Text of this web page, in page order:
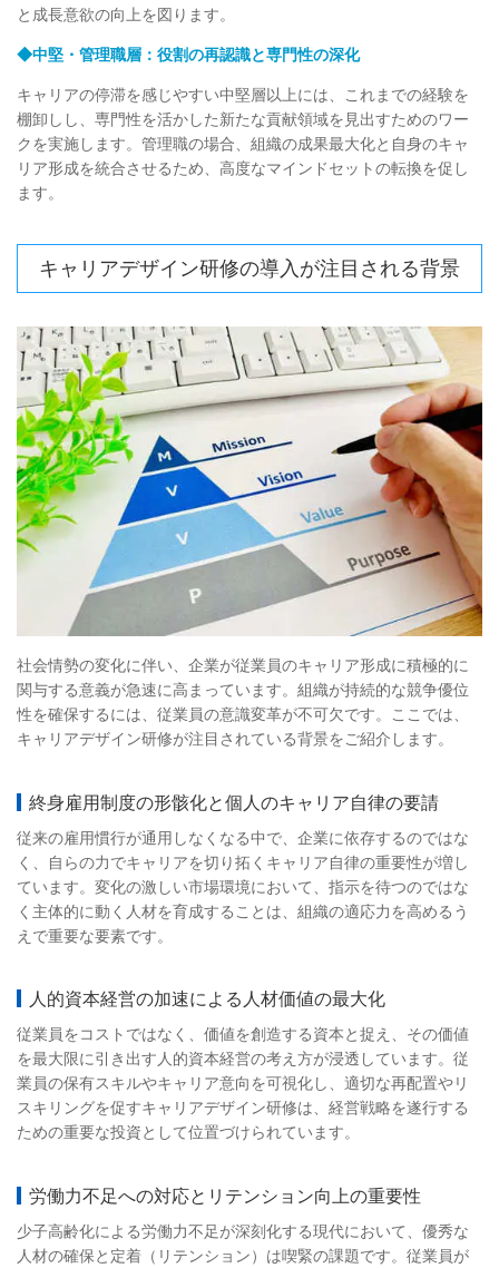
と成長意欲の向上を図ります。
◆中堅・管理職層：役割の再認識と専門性の深化
キャリアの停滞を感じやすい中堅層以上には、これまでの経験を
棚卸しし、専門性を活かした新たな貢献領域を見出すためのワー
クを実施します。管理職の場合、組織の成果最大化と自身のキャ
リア形成を統合させるため、高度なマインドセットの転換を促し
ます。
キャリアデザイン研修の導入が注目される背景
社会情勢の変化に伴い、企業が従業員のキャリア形成に積極的に
関与する意義が急速に高まっています。組織が持続的な競争優位
性を確保するには、従業員の意識変革が不可欠です。ここでは、
キャリアデザイン研修が注目されている背景をご紹介します。
終身雇用制度の形骸化と個人のキャリア自律の要請
従来の雇用慣行が通用しなくなる中で、企業に依存するのではな
く、自らの力でキャリアを切り拓くキャリア自律の重要性が増し
ています。変化の激しい市場環境において、指示を待つのではな
く主体的に動く人材を育成することは、組織の適応力を高めるう
えで重要な要素です。
人的資本経営の加速による人材価値の最大化
従業員をコストではなく、価値を創造する資本と捉え、その価値
を最大限に引き出す人的資本経営の考え方が浸透しています。従
業員の保有スキルやキャリア意向を可視化し、適切な再配置やリ
スキリングを促すキャリアデザイン研修は、経営戦略を遂行する
ための重要な投資として位置づけられています。
労働力不足への対応とリテンション向上の重要性
少子高齢化による労働力不足が深刻化する現代において、優秀な
人材の確保と定着（リテンション）は喫緊の課題です。従業員が